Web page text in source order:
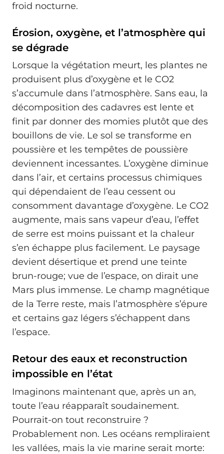
froid nocturne.
Érosion, oxygène, et l’atmosphère qui
se dégrade
Lorsque la végétation meurt, les plantes ne
produisent plus d’oxygène et le CO2
s’accumule dans l’atmosphère. Sans eau, la
décomposition des cadavres est lente et
finit par donner des momies plutôt que des
bouillons de vie. Le sol se transforme en
poussière et les tempêtes de poussière
deviennent incessantes. L’oxygène diminue
dans l’air, et certains processus chimiques
qui dépendaient de l’eau cessent ou
consomment davantage d’oxygène. Le CO2
augmente, mais sans vapeur d’eau, l’effet
de serre est moins puissant et la chaleur
s’en échappe plus facilement. Le paysage
devient désertique et prend une teinte
brun-rouge; vue de l’espace, on dirait une
Mars plus immense. Le champ magnétique
de la Terre reste, mais l’atmosphère s’épure
et certains gaz légers s’échappent dans
l’espace.
Retour des eaux et reconstruction
impossible en l’état
Imaginons maintenant que, après un an,
toute l’eau réapparaît soudainement.
Pourrait-on tout reconstruire ?
Probablement non. Les océans rempliraient
les vallées, mais la vie marine serait morte: